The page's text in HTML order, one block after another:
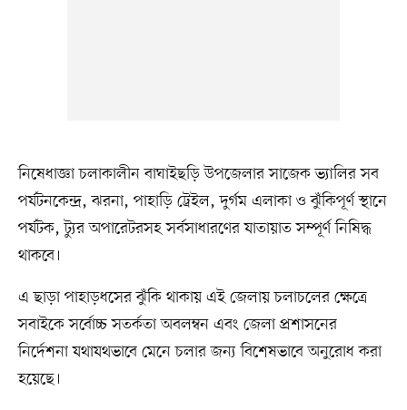
​নিষেধাজ্ঞা চলাকালীন বাঘাইছড়ি উপজেলার সাজেক ভ্যালির সব
পর্যটনকেন্দ্র, ঝরনা, পাহাড়ি ট্রেইল, দুর্গম এলাকা ও ঝুঁকিপূর্ণ স্থানে
পর্যটক, ট্যুর অপারেটরসহ সর্বসাধারণের যাতায়াত সম্পূর্ণ নিষিদ্ধ
থাকবে।
​এ ছাড়া পাহাড়ধসের ঝুঁকি থাকায় এই জেলায় চলাচলের ক্ষেত্রে
সবাইকে সর্বোচ্চ সতর্কতা অবলম্বন এবং জেলা প্রশাসনের
নির্দেশনা যথাযথভাবে মেনে চলার জন্য বিশেষভাবে অনুরোধ করা
হয়েছে।